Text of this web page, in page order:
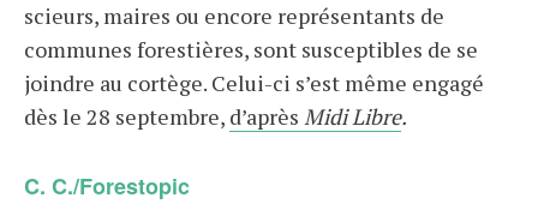
scieurs, maires ou encore représentants de
communes forestières, sont susceptibles de se
joindre au cortège. Celui-ci s’est même engagé
dès le 28 septembre, d’après Midi Libre.
C. C./Forestopic